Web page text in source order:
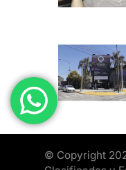
© Copyright